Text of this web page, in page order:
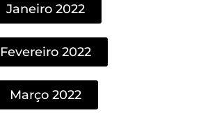
Janeiro 2022
Fevereiro 2022
Março 2022